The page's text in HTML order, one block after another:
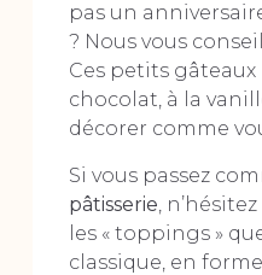
pas un
? Nous vous
Ces petits
chocolat, à la
décorer comme
Si vous passez
pâtisserie ,
les « toppings »
classique, en